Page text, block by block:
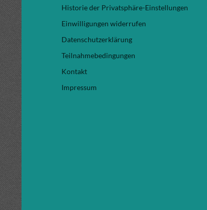
Historie der Privatsphäre-Einstellungen
Einwilligungen widerrufen
Datenschutzerklärung
Teilnahmebedingungen
Kontakt
Impressum